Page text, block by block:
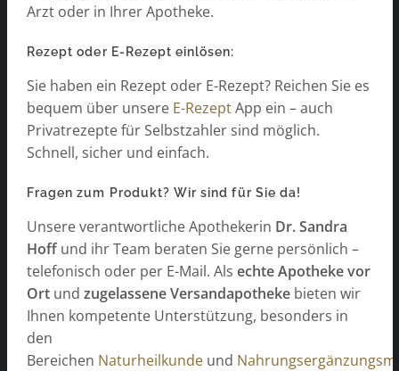
Arzt oder in Ihrer Apotheke.
Rezept oder E-Rezept einlösen:
Sie haben ein Rezept oder E-Rezept? Reichen Sie es
bequem über unsere E-RezeptApp ein – auch
Privatrezepte für Selbstzahler sind möglich.
Schnell, sicher und einfach.
Fragen zum Produkt? Wir sind für Sie da!
Unsere verantwortliche Apothekerin Dr. Sandra
Hoffund ihr Team beraten Sie gerne persönlich –
telefonisch oder per E-Mail. Als echte Apotheke vor
Ort und zugelassene Versandapotheke bieten wir
Ihnen kompetente Unterstützung, besonders in
den
Bereichen Naturheilkunde und